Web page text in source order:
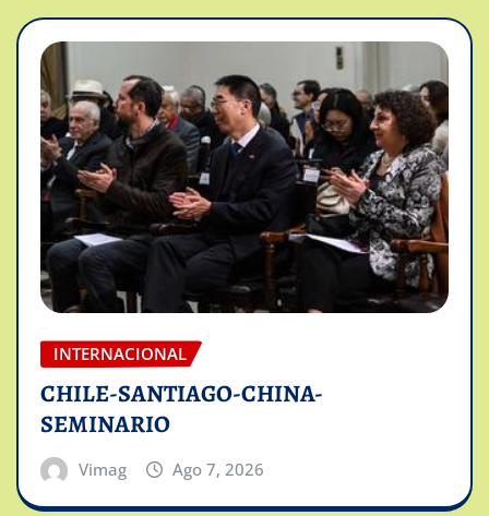
INTERNACIONAL
CHILE-SANTIAGO-CHINA-
SEMINARIO
Vimag Ago 7, 2026